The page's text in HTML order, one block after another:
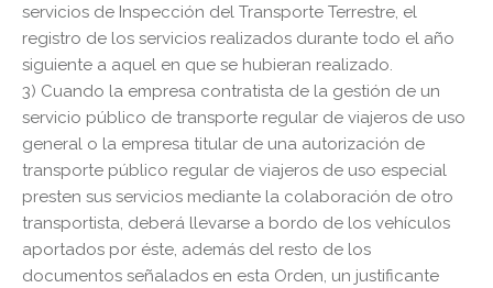
servicios de Inspección del Transporte Terrestre, el
registro de los servicios realizados durante todo el año
siguiente a aquel en que se hubieran realizado.
3) Cuando la empresa contratista de la gestión de un
servicio público de transporte regular de viajeros de uso
general o la empresa titular de una autorización de
transporte público regular de viajeros de uso especial
presten sus servicios mediante la colaboración de otro
transportista, deberá llevarse a bordo de los vehículos
aportados por éste, además del resto de los
documentos señalados en esta Orden, un justificante